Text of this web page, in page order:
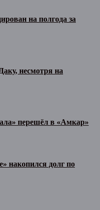
на полгода за
несмотря на
перешёл в «Амкар»
накопился долг по